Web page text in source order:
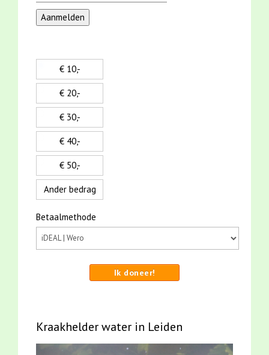
€ 10,-
€ 20,-
€ 30,-
€ 40,-
€ 50,-
Ander bedrag
Betaalmethode
Ik doneer!
Kraakhelder water in Leiden